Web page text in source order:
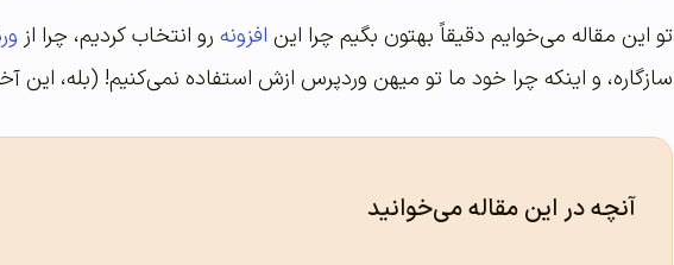
تو این مقاله می‌خوایم دقیقاً بهتون بگیم چرا این افزونه رو انتخاب کردیم، چرا از
سازگاره، و اینکه چرا خود ما تو میهن وردپرس ازش استفاده نمی‌کنیم! (بله، این
آنچه در این مقاله می‌خوانید